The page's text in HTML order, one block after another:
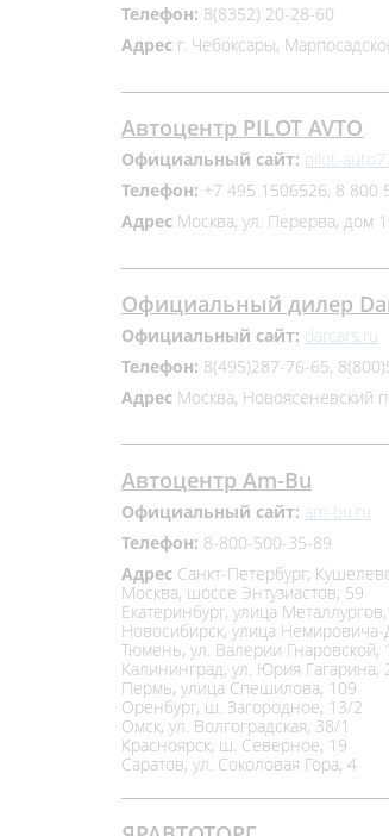
Телефон: 8(8352) 20-28-60
Адрес г. Чебоксары,
Автоцентр PILOT AVTO
Официальный сайт: pilot-
Телефон: +7 495 1506526, 8 800
Адрес Москва, ул. Перерва, дом
Официальный дилер
Официальный сайт: darcars.ru
Телефон: 8(495)287-76-65,
Адрес Москва, Новоясеневский
Автоцентр Am-Bu
Официальный сайт: am-bu.ru
Телефон: 8-800-500-35-89
Адрес Санкт-Петербург,
Москва, шоссе Энтузиастов, 59
Екатеринбург, улица
Новосибирск, улица
Тюмень, ул. Валерии Гнаровской,
Калининград, ул. Юрия Гагарина,
Пермь, улица Спешилова, 109
Оренбург, ш. Загородное, 13/2
Омск, ул. Волгоградская, 38/1
Красноярск, ш. Северное, 19
Саратов, ул. Соколовая Гора, 4